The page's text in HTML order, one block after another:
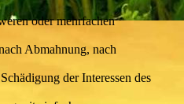
oder mehrfachen
Abmahnung, nach
der Interessen des